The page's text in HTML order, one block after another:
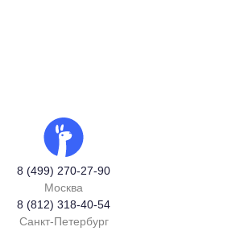
8 (499) 270-27-90
Москва
8 (812) 318-40-54
Санкт-Петербург